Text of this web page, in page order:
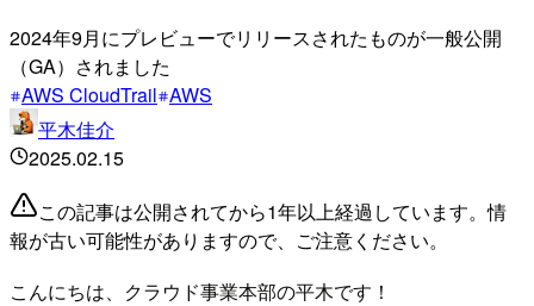
2024年9月にプレビューでリリースされたものが一般公開
（GA）されました
AWS CloudTrail AWS
平木佳介
2025.02.15
この記事は公開されてから1年以上経過しています。情
報が古い可能性がありますので、ご注意ください。
こんにちは、クラウド事業本部の平木です！